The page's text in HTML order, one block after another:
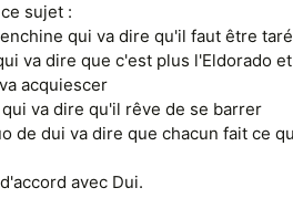
sujet :
qui va dire qu'il faut être
va dire que c'est plus l'Eldorado
acquiescer
va dire qu'il rêve de se barrer
de dui va dire que chacun fait ce
avec Dui.